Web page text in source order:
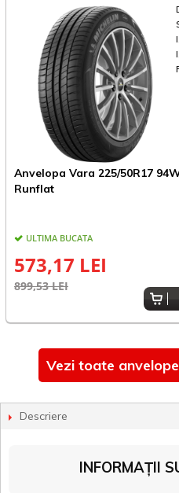
Anvelopa Vara 225/50R17
Runflat
ULTIMA BUCATA
573,17 LEI
899,53 LEI
Vezi toate
Descriere
INFORMAȚII